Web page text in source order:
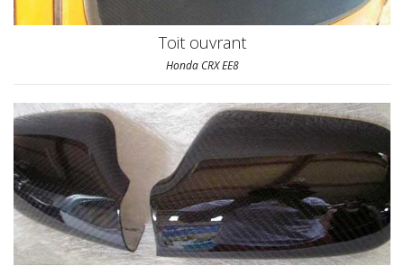
Toit ouvrant
Honda CRX EE8